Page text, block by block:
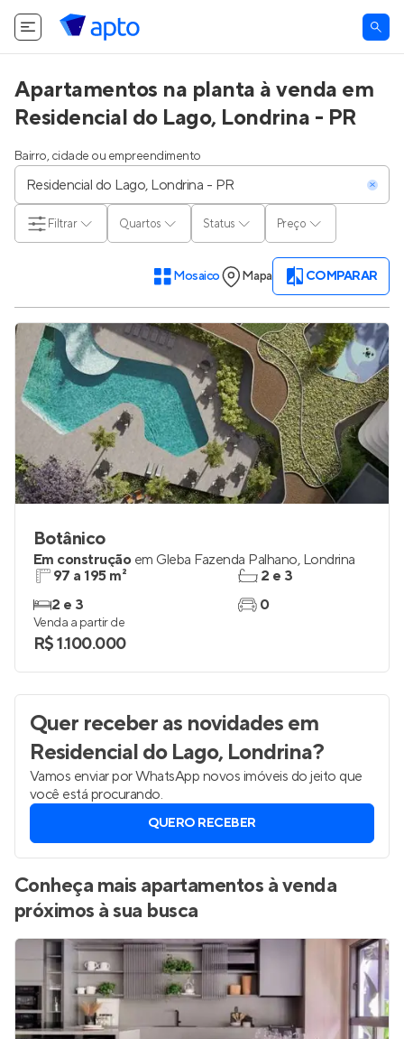
Apartamentos na planta à venda em
Residencial do Lago, Londrina - PR
Bairro, cidade ou empreendimento
Quartos Status Preço
Filtrar
Mosaico Mapa COMPARAR
Botânico
Em construção em Gleba Fazenda Palhano, Londrina
97 a 195 m²
2 e 3
2 e 3
0
Venda a partir de
R$ 1.100.000
Quer receber as novidadesem
Residencial do Lago, Londrina?
Vamos enviar por WhatsApp novos imóveis do jeito que
você está procurando.
QUERO RECEBER
Conheça mais apartamentos à venda
próximos à sua busca